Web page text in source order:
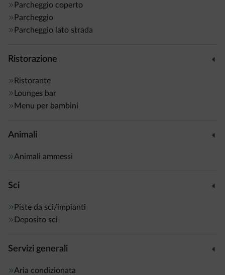
Parcheggio coperto
Parcheggio
Parcheggio lato strada
Ristorazione
Ristorante
Lounges bar
Menu per bambini
Animali
Animali ammessi
Sci
Piste da sci/impianti
Deposito sci
Servizi generali
Aria condizionata